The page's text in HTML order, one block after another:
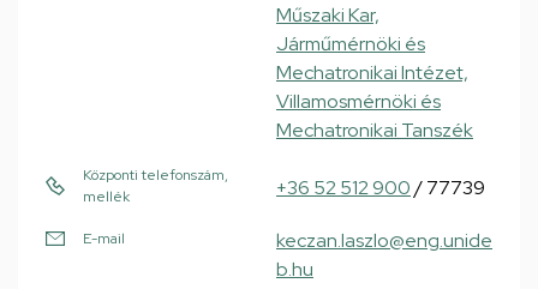
Műszaki Kar,
Járműmérnöki és
Mechatronikai Intézet,
Villamosmérnöki és
Mechatronikai Tanszék
Központi telefonszám,
mellék
+36 52 512 900/ 77739
E-mail
keczan.laszlo@eng.unide
b.hu